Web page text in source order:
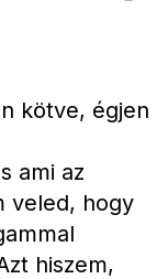
kötve, égjen
ami az
veled, hogy
hiszem,